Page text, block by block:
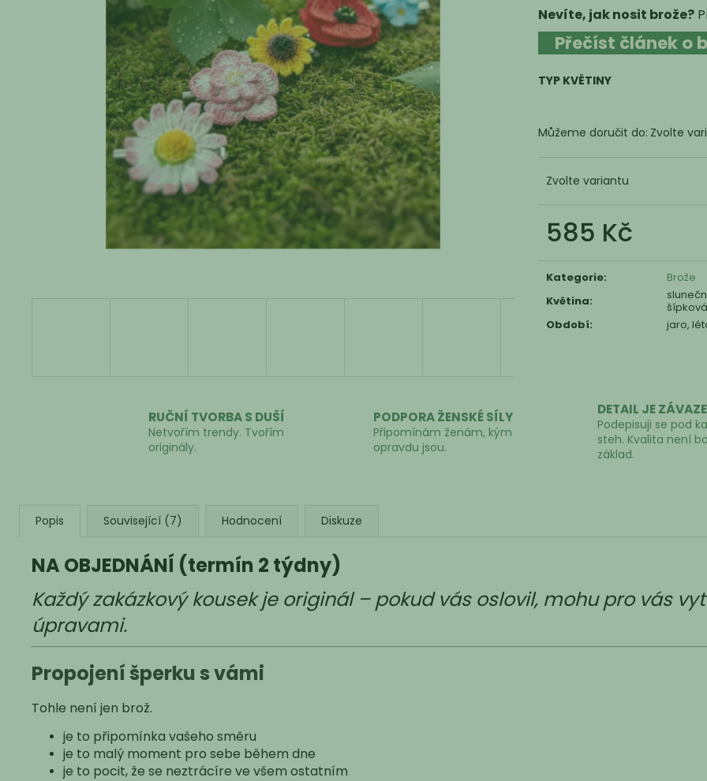
Nevíte, jak nosit brože?
Přečíst článek o
TYP KVĚTINY
Můžeme doručit do: Zvolte
Zvolte variantu
585 Kč
Kategorie:
Brože
Květina:
Období: jaro,
RUČNÍ TVORBA S DUŠÍ
Netvořím trendy. Tvořím
originály.
PODPORA ŽENSKÉ SÍLY
Připomínám ženám, kým
opravdu jsou.
DETAIL JE
Podepisuji se pod
steh. Kvalita není
základ.
Popis Související (7) Hodnocení Diskuze
NA OBJEDNÁNÍ (termín 2 týdny)
Každý zakázkový kousek je originál – pokud vás oslovil, mohu pro vás
úpravami.
Propojení šperku s vámi
Tohle není jen brož.
je to připomínka vašeho směru
je to malý moment pro sebe během dne
je to pocit, že se neztrácíre ve všem ostatním